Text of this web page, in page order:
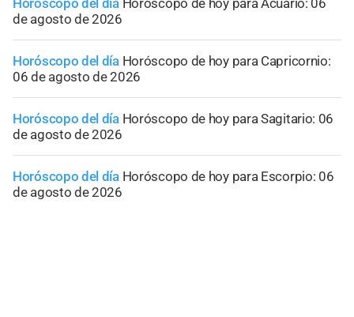
Horóscopo del día Horóscopo de hoy para Acuario: 06
de agosto de 2026
Horóscopo del día Horóscopo de hoy para Capricornio:
06 de agosto de 2026
Horóscopo del día Horóscopo de hoy para Sagitario: 06
de agosto de 2026
Horóscopo del día Horóscopo de hoy para Escorpio: 06
de agosto de 2026